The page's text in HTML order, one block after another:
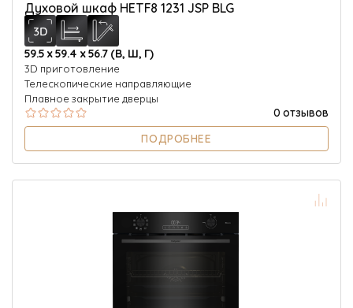
Духовой шкаф HETF8 1231 JSP BLG
59.5 х 59.4 х 56.7 (В, Ш, Г)
3D приготовление
Телескопические направляющие
Плавное закрытие дверцы
0 отзывов
ПОДРОБНЕЕ